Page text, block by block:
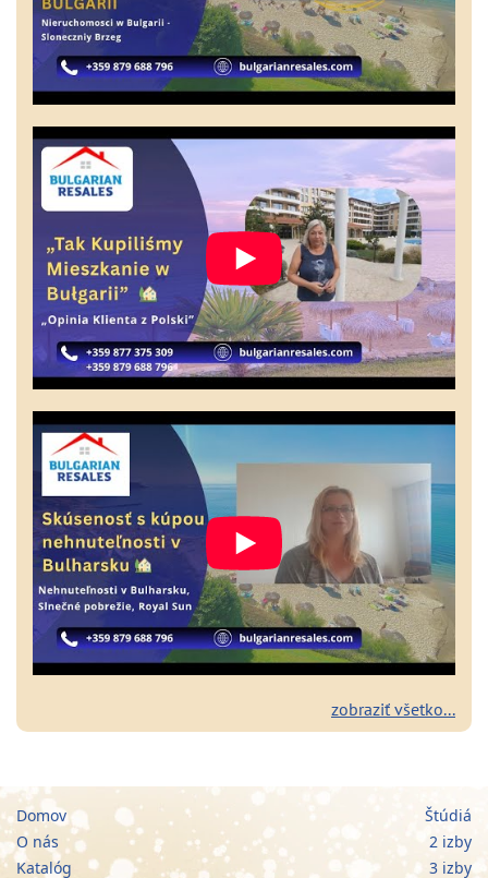
zobraziť všetko...
Domov
O nás
Katalóg
Štúdiá
2 izby
3 izby